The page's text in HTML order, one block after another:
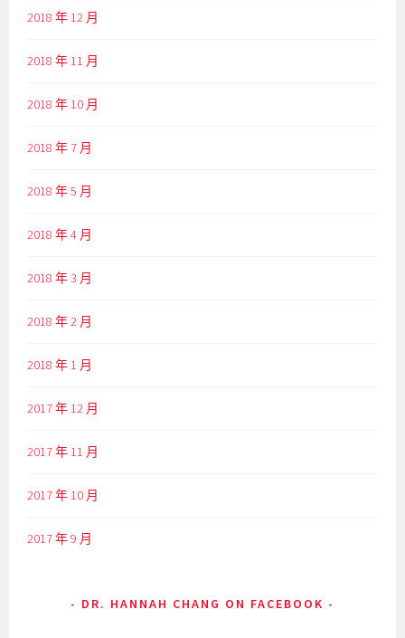
2018 年 12 月
2018 年 11 月
2018 年 10 月
2018 年 7 月
2018 年 5 月
2018 年 4 月
2018 年 3 月
2018 年 2 月
2018 年 1 月
2017 年 12 月
2017 年 11 月
2017 年 10 月
2017 年 9 月
DR. HANNAH CHANG ON FACEBOOK